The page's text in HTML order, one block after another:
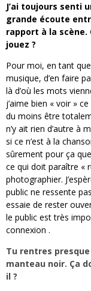
J’ai toujours senti
grande écoute
rapport à la
jouez ?
Pour moi, en tant que
musique, d’en faire
là d’où les mots
j’aime bien « voir »
du moins être
n’y ait rien d’autre à
si ce n’est à la
sûrement pour ça
ce qui doit paraître «
photographier.
public ne ressente
essaie de rester
le public est très
connexion .
Tu rentres
manteau noir. Ça
il ?